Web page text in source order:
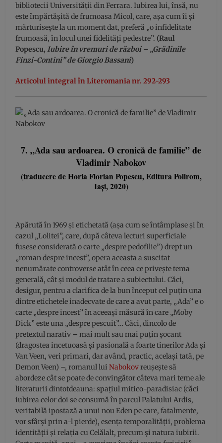
bibliotecii Universității din Ferrara. Iubirea lui, însă, nu
este împărtășită de frumoasa Micol, care, așa cum îi și
mărturisește la un moment dat, preferă „o infidelitate
frumoasă, în locul unei fidelități pedestre”. (Raul
Popescu,Iubire în vremuri de război – „Grădinile
Finzi-Contini” de Giorgio Bassani)
Articolul integral în Literomania nr. 292-293
7. „Ada sau ardoarea. O cronică de familie” de
Vladimir Nabokov
(traducere de Horia Florian Popescu, Editura Polirom,
Iași, 2020)
Apărută în 1969 şi etichetată (aşa cum se întâmplase şi în
cazul „Lolitei”, care, după câteva lecturi superficiale
fusese considerată o carte „despre pedofilie”) drept un
„roman despre incest”, opera aceasta a suscitat
nenumărate controverse atât în ceea ce priveşte tema
generală, cât şi modul de tratare a subiectului. Căci,
desigur, pentru a clarifica de la bun început cel puţin una
dintre etichetele inadecvate de care a avut parte, „Ada” e o
carte „despre incest” în aceeaşi măsură în care „Moby
Dick” este una „despre pescuit”… Căci, dincolo de
pretextul narativ – mai mult sau mai puţin şocant
(dragostea incetuoasă şi pasională a foarte tinerilor Ada şi
Van Veen, veri primari, dar având, practic, acelaşi tată, pe
Demon Veen) –, romanul luiNabokovreuşeşte să
abordeze cât se poate de convingător câteva mari teme ale
literaturii dintotdeauna: spaţiul mitico-paradisiac (căci
iubirea celor doi se consumă în parcul Palatului Ardis,
veritabilă ipostază a unui nou Eden pe care, fatalmente,
vor sfârşi prin a-l pierde), esenţa temporalităţii, problema
identităţii şi relaţia cu Celălalt, precum şi natura iubirii.